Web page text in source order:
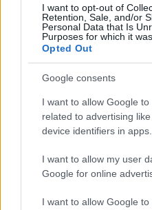
I want to opt-out of
Retention, Sale, and/or
Personal Data that Is
Purposes for which it
Opted Out
Google consents
I want to allow Google
related to advertising
device identifiers in apps.
I want to allow my user
Google for online
I want to allow Google to
Gianni Vivarelli
27 Settembre 2023, 19:32 19:32
Egr Porron se per caso vai a
Maresciallo Graziani forse ti
avuto nel passato la sua
27 Settembre 2023, 16:58 16:58